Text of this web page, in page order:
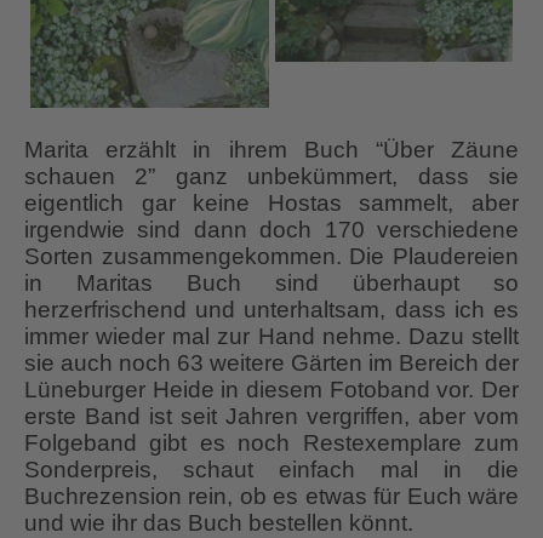
Marita erzählt in ihrem Buch “Über Zäune
schauen 2” ganz unbekümmert, dass sie
eigentlich gar keine Hostas sammelt, aber
irgendwie sind dann doch 170 verschiedene
Sorten zusammengekommen. Die Plaudereien
in Maritas Buch sind überhaupt so
herzerfrischend und unterhaltsam, dass ich es
immer wieder mal zur Hand nehme. Dazu stellt
sie auch noch 63 weitere Gärten im Bereich der
Lüneburger Heide in diesem Fotoband vor. Der
erste Band ist seit Jahren vergriffen, aber vom
Folgeband gibt es noch Restexemplare zum
Sonderpreis, schaut einfach mal in die
Buchrezension rein, ob es etwas für Euch wäre
und wie ihr das Buch bestellen könnt.